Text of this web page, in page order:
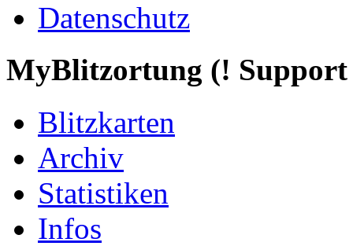
Datenschutz
MyBlitzortung (! Support
Blitzkarten
Archiv
Statistiken
Infos